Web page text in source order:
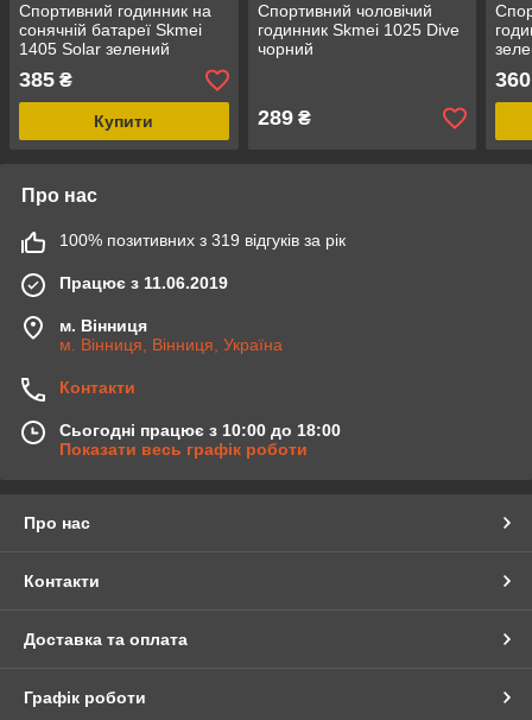
Спортивний годинник на
сонячній батареї Skmei
1405 Solar зелений
чоловічі
385 ₴
Купити
Спортивний чоловічий
годинник Skmei 1025 Dive
чорний
289₴
360
Про нас
100% позитивних з 319 відгуків за рік
Працює з 11.06.2019
м. Вінниця
м. Вінниця, Вінниця, Україна
Контакти
Сьогодні працює з 10:00 до 18:00
Показати весь графік роботи
Про нас
Контакти
Доставка та оплата
Графік роботи